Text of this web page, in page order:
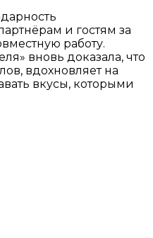
и гостям за
работу.
вновь доказала, что
вдохновляет на
вкусы, которыми